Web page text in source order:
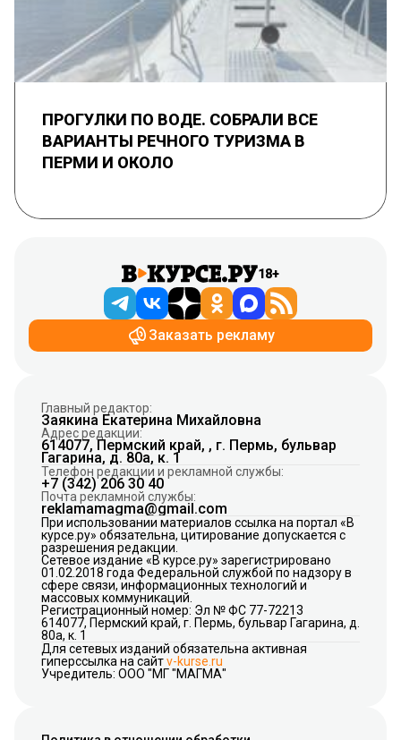
ПРОГУЛКИ ПО ВОДЕ. СОБРАЛИ ВСЕ
ВАРИАНТЫ РЕЧНОГО ТУРИЗМА В
ПЕРМИ И ОКОЛО
18+
Заказать рекламу
Главный редактор:
Заякина Екатерина Михайловна
Адрес редакции:
614077, Пермский край, , г. Пермь, бульвар
Гагарина, д. 80а, к. 1
Телефон редакции и рекламной службы:
+7 (342) 206 30 40
Почта рекламной службы:
reklamamagma@gmail.com
При использовании материалов ссылка на портал «В
курсе.ру» обязательна, цитирование допускается с
разрешения редакции.
Сетевое издание «В курсе.ру» зарегистрировано
01.02.2018 года Федеральной службой по надзору в
сфере связи, информационных технологий и
массовых коммуникаций.
Регистрационный номер: Эл № ФС 77-72213
614077, Пермский край, г. Пермь, бульвар Гагарина, д.
80а, к. 1
Для сетевых изданий обязательна активная
гиперссылка на сайтv-kurse.ru
Учредитель: ООО "МГ "МАГМА"